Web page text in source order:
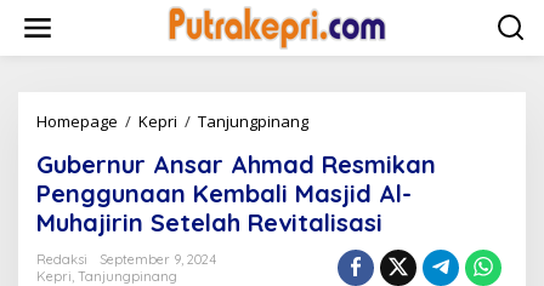
w
Homepage / Kepri / Tanjungpinang
b
e
r
n
Gubernur Ansar Ahmad Resmikan
Penggunaan Kembali Masjid Al-
Muhajirin Setelah Revitalisasi
Redaksi
September 9, 2024
Kepri, Tanjungpinang